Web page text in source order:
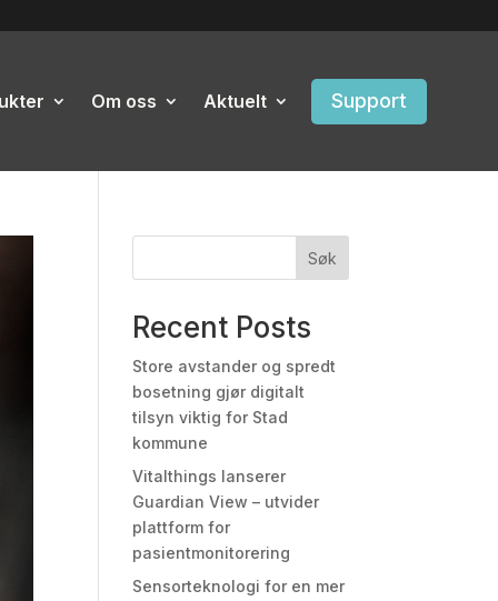
Om oss Aktuelt Support
Søk
Recent Posts
Store avstander og spredt
bosetning gjør digitalt
tilsyn viktig for Stad
kommune
Vitalthings lanserer
Guardian View – utvider
plattform for
pasientmonitorering
Sensorteknologi for en mer